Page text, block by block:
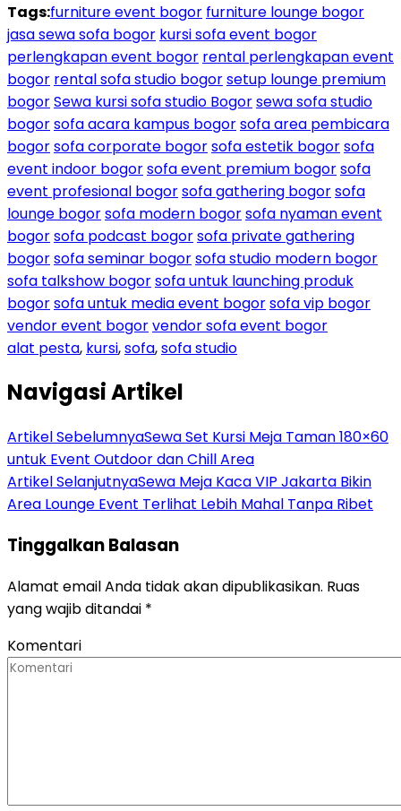
Tags:furniture event bogor furniture lounge bogor
jasa sewa sofa bogor kursi sofa event bogor
perlengkapan event bogor rental perlengkapan event
bogor rental sofa studio bogorsetup lounge premium
bogorSewa kursi sofa studio Bogorsewa sofa studio
bogorsofa acara kampus bogorsofa area pembicara
bogorsofa corporate bogorsofa estetik bogorsofa
event indoor bogorsofa event premium bogorsofa
event profesional bogorsofa gathering bogorsofa
lounge bogorsofa modern bogorsofa nyaman event
bogorsofa podcast bogorsofa private gathering
bogorsofa seminar bogorsofa studio modern bogor
sofa talkshow bogorsofa untuk launching produk
bogorsofa untuk media event bogorsofa vip bogor
vendor event bogorvendor sofa event bogor
alat pesta, kursi,sofa,sofa studio
Navigasi Artikel
Artikel SebelumnyaSewa Set Kursi Meja Taman 180×60
untuk Event Outdoor dan Chill Area
Artikel SelanjutnyaSewa Meja Kaca VIP Jakarta Bikin
Area Lounge Event Terlihat Lebih Mahal Tanpa Ribet
Tinggalkan Balasan
Alamat email Anda tidak akan dipublikasikan. Ruas
yang wajib ditandai *
Komentari